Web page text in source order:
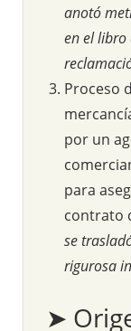
anotó
en el libro
Proceso
por un
para
contrato
se
rigurosa
➤